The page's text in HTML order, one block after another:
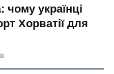
українці
Хорватії для